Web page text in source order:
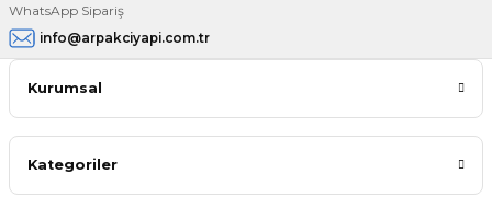
WhatsApp Sipariş
info@arpakciyapi.com.tr
Kurumsal
Kategoriler